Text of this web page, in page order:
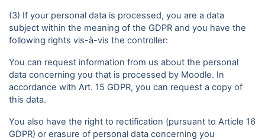
(3) If your personal data is processed, you are a data
subject within the meaning of the GDPR and you have the
following rights vis-à-vis the controller:
You can request information from us about the personal
data concerning you that is processed by Moodle. In
accordance with Art. 15 GDPR, you can request a copy of
this data.
You also have the right to rectification (pursuant to Article 16
GDPR) or erasure of personal data concerning you